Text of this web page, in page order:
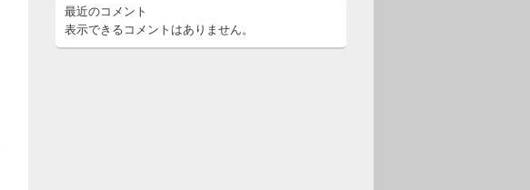
最近のコメント
表示できるコメントはありません。